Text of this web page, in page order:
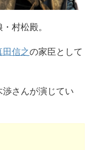
村松殿。
田信之の家臣として
さんが演じてい